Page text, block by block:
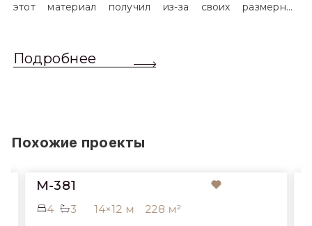
этот материал получил из-за своих размерных
обычный одинарный кирпич. Размер блоков различен
Подробнее
Похожие проекты
M-381
4 3 14×12 м 228 м²